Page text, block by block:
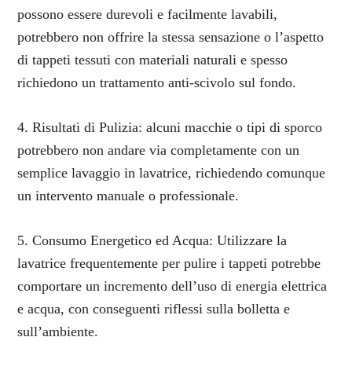
possono essere durevoli e facilmente lavabili,
potrebbero non offrire la stessa sensazione o l’aspetto
di tappeti tessuti con materiali naturali e spesso
richiedono un trattamento anti-scivolo sul fondo.
4. Risultati di Pulizia: alcuni macchie o tipi di sporco
potrebbero non andare via completamente con un
semplice lavaggio in lavatrice, richiedendo comunque
un intervento manuale o professionale.
5. Consumo Energetico ed Acqua: Utilizzare la
lavatrice frequentemente per pulire i tappeti potrebbe
comportare un incremento dell’uso di energia elettrica
e acqua, con conseguenti riflessi sulla bolletta e
sull’ambiente.